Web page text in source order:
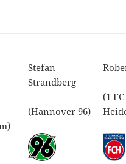
Stefan
Strandberg
(Hannover 96)
(1 FC